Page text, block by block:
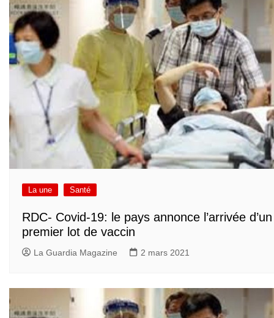
La une Santé
RDC- Covid-19: le pays annonce l’arrivée d’un
premier lot de vaccin
La Guardia Magazine 2 mars 2021